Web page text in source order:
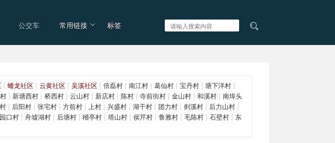
公交车 常用链接 标签
|蟠龙社区 |云黄社区 |吴溪社区 |倍磊村 |南江村 |葛仙村 |宝丹村 |塘下洋村 |
| 新塘西村 |桥西村 |云山村 | 新店村 |陈村 |寺前街村 |金山村 |和溪村 |南埠头
| 后阳村 |张宅村 |方前村 |上村 | 兴盛村 |湖干村 | 团力村 |剡溪村 | 后力山村 |
口村 |舟墟湖村 | 后塘村 |稽亭村 |塔山村 |侯芹村 |鲁雅村 |毛陈村 |石壁村 | 东